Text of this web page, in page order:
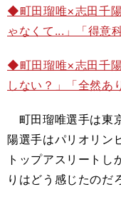
◆町田瑠唯×志田千
ゃなくて...」「得意
◆町田瑠唯×志田千
しない？」「全然あ
町田瑠唯選手は東
陽選手はパリオリン
トップアスリートし
りはどう感じたのだ